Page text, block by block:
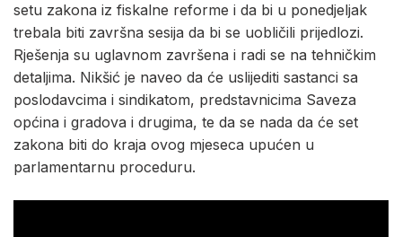
setu zakona iz fiskalne reforme i da bi u ponedjeljak
trebala biti završna sesija da bi se uobličili prijedlozi.
Rješenja su uglavnom završena i radi se na tehničkim
detaljima. Nikšić je naveo da će uslijediti sastanci sa
poslodavcima i sindikatom, predstavnicima Saveza
općina i gradova i drugima, te da se nada da će set
zakona biti do kraja ovog mjeseca upućen u
parlamentarnu proceduru.